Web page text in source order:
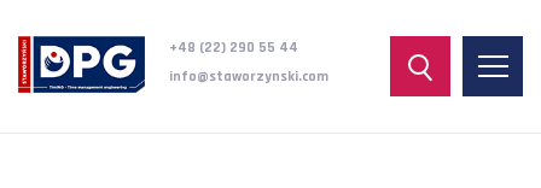
+48 (22) 290 55 44
info@staworzynski.com